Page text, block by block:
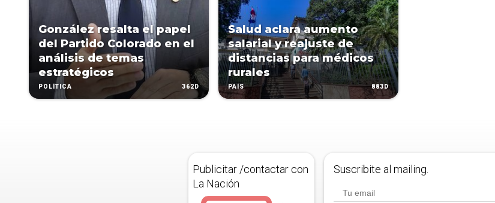
González resalta el papel
del Partido Colorado en el
análisis de temas
estratégicos
POLÍTICA 362D
Salud aclara aumento
salarial y reajuste de
distancias para médicos
rurales
PAÍS 883D
Publicitar /contactar con
La Nación
Suscribite al mailing.